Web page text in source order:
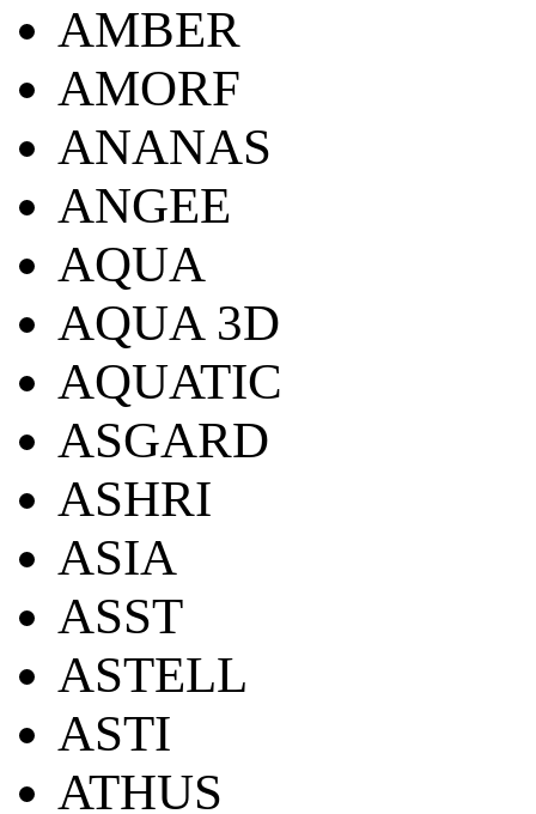
AMBER
AMORF
ANANAS
ANGEE
AQUA
AQUA 3D
AQUATIC
ASGARD
ASHRI
ASIA
ASST
ASTELL
ASTI
ATHUS